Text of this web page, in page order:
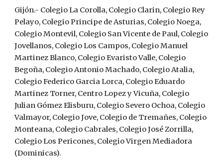
Gijón.- Colegio La Corolla, Colegio Clarin, Colegio Rey
Pelayo, Colegio Principe de Asturias, Colegio Noega,
Colegio Montevil, Colegio San Vicente de Paul, Colegio
Jovellanos, Colegio Los Campos, Colegio Manuel
Martinez Blanco, Colegio Evaristo Valle, Colegio
Begoña, Colegio Antonio Machado, Colegio Atalia,
Colegio Federico Garcia Lorca, Colegio Eduardo
Martinez Torner, Centro Lopez y Vicuña, Colegio
Julian Gómez Elisburu, Colegio Severo Ochoa, Colegio
Valmayor, Colegio Jove, Colegio de Tremañes, Colegio
Monteana, Colegio Cabrales, Colegio José Zorrilla,
Colegio Los Pericones, Colegio Virgen Mediadora
(Dominicas).